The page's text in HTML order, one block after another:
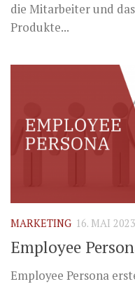
die Mitarbeiter und
Produkte...
MARKETING 16. MAI 2023
Employee
Employee Persona